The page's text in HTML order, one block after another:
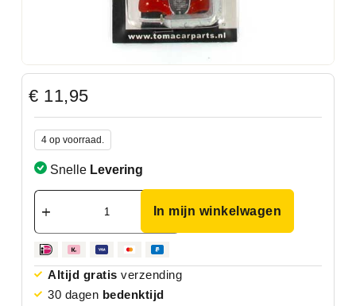
€ 11,95
4 op voorraad.
Snelle Levering
In mijn winkelwagen
Altijd gratis verzending
30 dagen bedenktijd